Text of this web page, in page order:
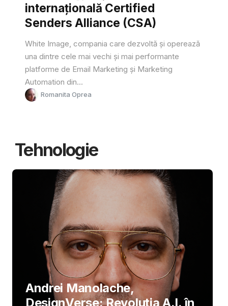
internațională Certified
Senders Alliance (CSA)
White Image, compania care dezvoltă și operează
una dintre cele mai vechi și mai performante
platforme de Email Marketing și Marketing
Automation din...
Romanita Oprea
Tehnologie
Andrei Manolache,
DesignVerse: Revoluția A.I. în